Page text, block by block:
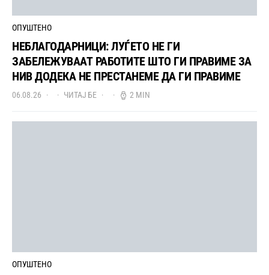
ОПУШТЕНО
НЕБЛАГОДАРНИЦИ: ЛУЃЕТО НЕ ГИ
ЗАБЕЛЕЖУВААТ РАБОТИТЕ ШТО ГИ ПРАВИМЕ ЗА
НИВ ДОДЕКА НЕ ПРЕСТАНЕМЕ ДА ГИ ПРАВИМЕ
06.08.26 ЧИТАЈ БЕ 2 MIN
ОПУШТЕНО